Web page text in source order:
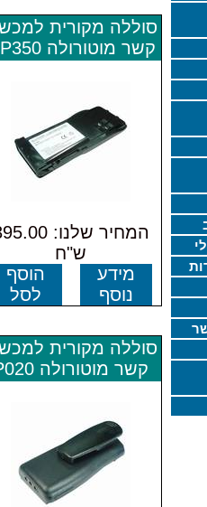
סוללה מקורית
קשר מוטורולה GP350
המחיר שלנו:
ש"ח
מידע
נוסף
הוסף
לסל
סוללה מקורית
קשר מוטורולה P020